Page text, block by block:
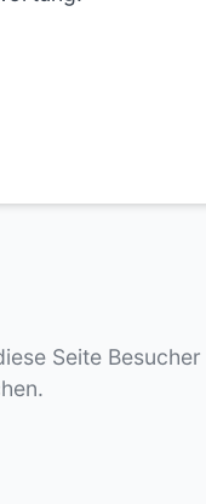
Seite Besucher